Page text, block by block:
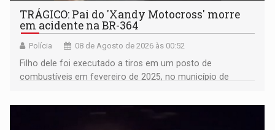
TRÁGICO: Pai do 'Xandy Motocross' morre
em acidente na BR-364
Polícia 08 de Agosto de 2026 às 00:52
Filho dele foi executado a tiros em um posto de
combustíveis em fevereiro de 2025, no município de